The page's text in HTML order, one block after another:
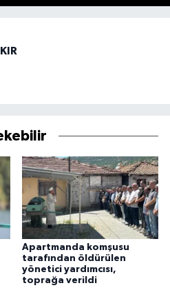
Apartmanda komşusu
tarafından öldürülen
yönetici yardımcısı,
toprağa verildi